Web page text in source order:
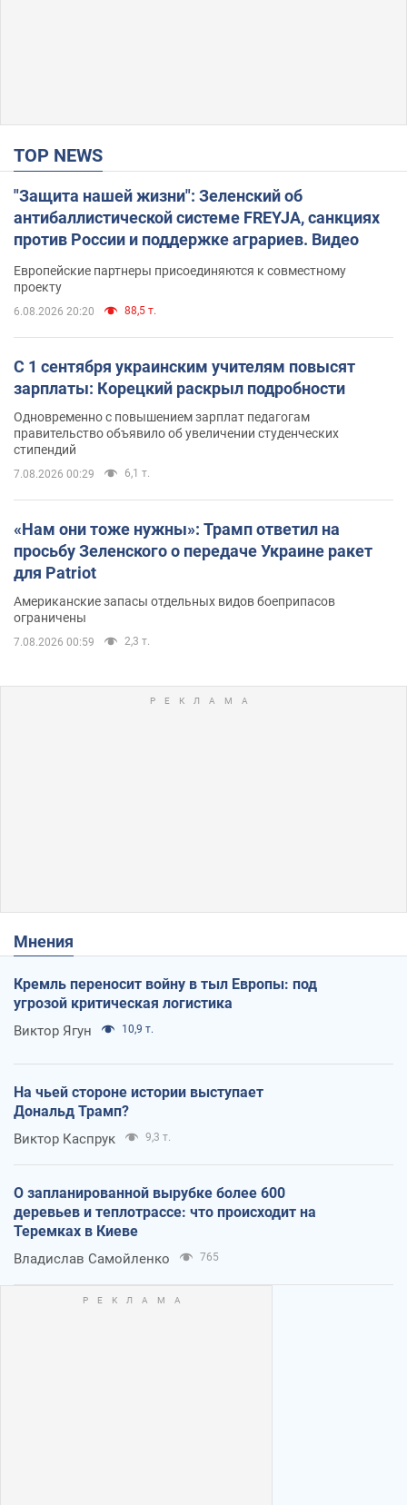
TOP NEWS
"Защита нашей жизни": Зеленский об
антибаллистической системе FREYJA, санкциях
против России и поддержке аграриев. Видео
Европейские партнеры присоединяются к совместному
проекту
6.08.2026 20:20 88,5 т.
С 1 сентября украинским учителям повысят
зарплаты: Корецкий раскрыл подробности
Одновременно с повышением зарплат педагогам
правительство объявило об увеличении студенческих
стипендий
7.08.2026 00:29 6,1 т.
«Нам они тоже нужны»: Трамп ответил на
просьбу Зеленского о передаче Украине ракет
для Patriot
Американские запасы отдельных видов боеприпасов
ограничены
7.08.2026 00:59 2,3 т.
Мнения
Кремль переносит войну в тыл Европы: под
угрозой критическая логистика
Виктор Ягун 10,9 т.
На чьей стороне истории выступает
Дональд Трамп?
Виктор Каспрук 9,3 т.
О запланированной вырубке более 600
деревьев и теплотрассе: что происходит на
Теремках в Киеве
Владислав Самойленко 765